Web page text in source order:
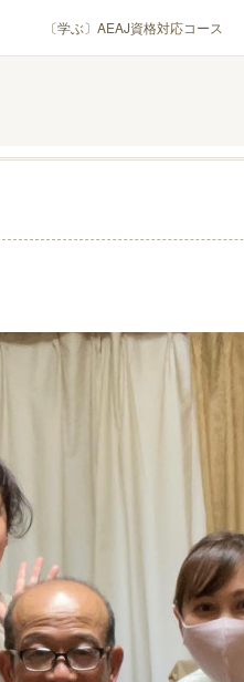
〔学ぶ〕AEAJ資格対応コース